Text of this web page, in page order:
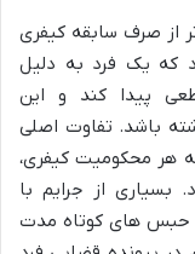
از صرف سابقه کیفری
که یک فرد به دلیل
پیدا کند و این
باشد. تفاوت اصلی
هر محکومیت کیفری،
بسیاری از جرایم با
حبس های کوتاه مدت